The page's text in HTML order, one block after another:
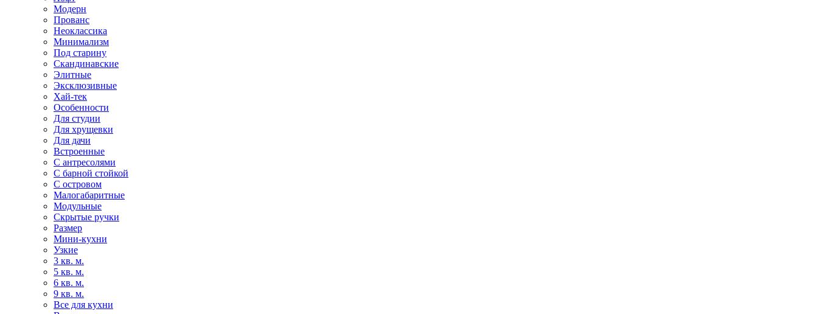
Модерн
Прованс
Неоклассика
Минимализм
Под старину
Скандинавские
Элитные
Эксклюзивные
Хай-тек
Особенности
Для студии
Для хрущевки
Для дачи
Встроенные
С антресолями
С барной стойкой
С островом
Малогабаритные
Модульные
Скрытые ручки
Размер
Мини-кухни
Узкие
3 кв. м.
5 кв. м.
6 кв. м.
9 кв. м.
Все для кухни